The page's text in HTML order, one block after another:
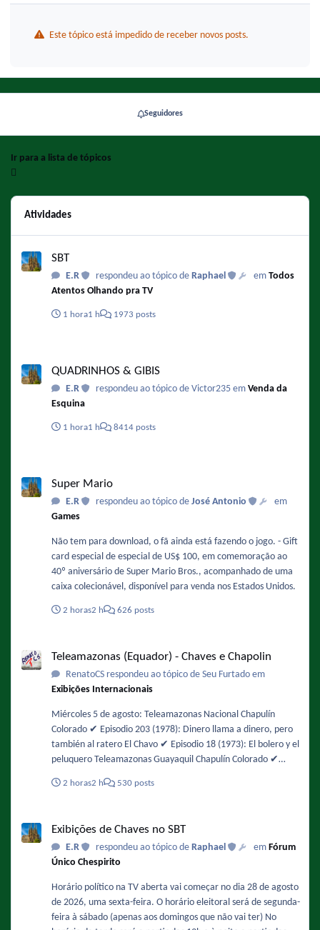
Este tópico está impedido de receber novos posts.
Seguidores
Ir para a lista de tópicos
Atividades
SBT
E.R respondeu ao tópico de Raphael emTodos
Atentos Olhando pra TV
1 hora1 h 1973 posts
QUADRINHOS & GIBIS
E.R respondeu ao tópico de Victor235 em Venda da
Esquina
1 hora1 h 8414 posts
Super Mario
E.R respondeu ao tópico de José Antonio
em
Games
Não tem para download, o fã ainda está fazendo o jogo. - Gift
card especial de especial de US$ 100, em comemoração ao
40º aniversário de Super Mario Bros., acompanhado de uma
caixa colecionável, disponível para venda nos Estados Unidos.
2 horas2 h 626 posts
Teleamazonas (Equador) - Chaves e Chapolin
RenatoCS respondeu ao tópico de Seu Furtado em
Exibições Internacionais
Miércoles 5 de agosto: Teleamazonas Nacional Chapulín
Colorado ✔️ Episodio 203 (1978): Dinero llama a dinero, pero
también al ratero El Chavo ✔️ Episodio 18 (1973): El bolero y el
peluquero Teleamazonas Guayaquil Chapulín Colorado ✔️
mismo chapulines con agua, que aguas con los chapulines! El
2 horas2 h 530 posts
Exibições de Chaves no SBT
E.R respondeu ao tópico de Raphael em Fórum
Único Chespirito
Horário político na TV aberta vai começar no dia 28 de agosto
de 2026, uma sexta-feira. O horário eleitoral será de segunda-
feira à sábado (apenas aos domingos que não vai ter) No